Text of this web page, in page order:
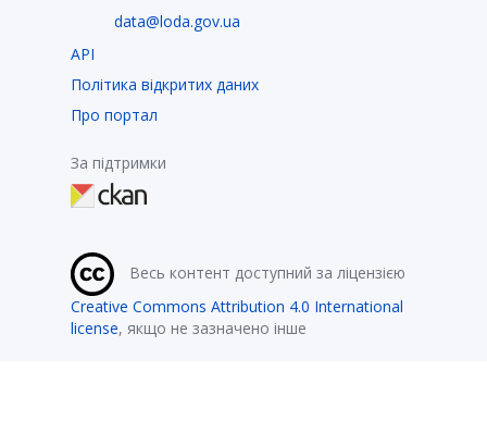
data@loda.gov.ua
API
Політика відкритих даних
Про портал
За підтримки
Весь контент доступний за ліцензією
Creative Commons Attribution 4.0 International
license, якщо не зазначено інше